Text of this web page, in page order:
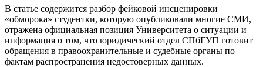
В статье содержится разбор фейковой инсценировки
«обморока» студентки, которую опубликовали многие СМИ,
отражена официальная позиция Университета о ситуации и
информация о том, что юридический отдел СПбГУП готовит
обращения в правоохранительные и судебные органы по
фактам распространения недостоверных данных.